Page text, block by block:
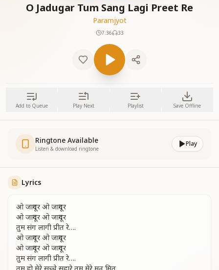
O Jadugar Tum Sang Lagi Preet Re
Paramjyot
7:36 33
Add to Queue Play Next Playlist Save Offline
Ringtone Available
Listen & download ringtone
Play
Lyrics
ओ जादूगर ओ जादूगर
ओ जादूगर ओ जादूगर
तुम संग लागी प्रीत रे….
ओ जादूगर ओ जादूगर
ओ जादूगर ओ जादूगर
तुम संग लागी प्रीत रे….
तुम हो मेरे सच्चे सहारे तुम मेरे मन मित